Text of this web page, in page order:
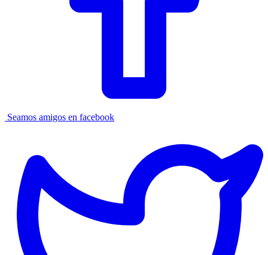
Seamos amigos en facebook